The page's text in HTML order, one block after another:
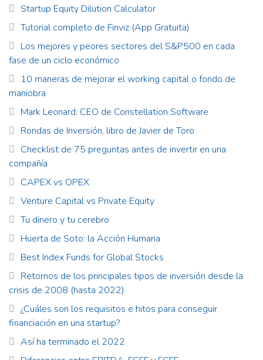
Startup Equity Dilution Calculator
Tutorial completo de Finviz (App Gratuita)
Los mejores y peores sectores del S&P500 en cada
fase de un ciclo económico
10 maneras de mejorar el working capital o fondo de
maniobra
Mark Leonard, CEO de Constellation Software
Rondas de Inversión, libro de Javier de Toro
Checklist de 75 preguntas antes de invertir en una
compañía
CAPEX vs OPEX
Venture Capital vs Private Equity
Tu dinero y tu cerebro
Huerta de Soto: la Acción Humana
Best Index Funds for Global Stocks
Retornos de los principales tipos de inversión desde la
crisis de 2008 (hasta 2022)
¿Cuáles son los requisitos e hitos para conseguir
financiación en una startup?
Así ha terminado el 2022